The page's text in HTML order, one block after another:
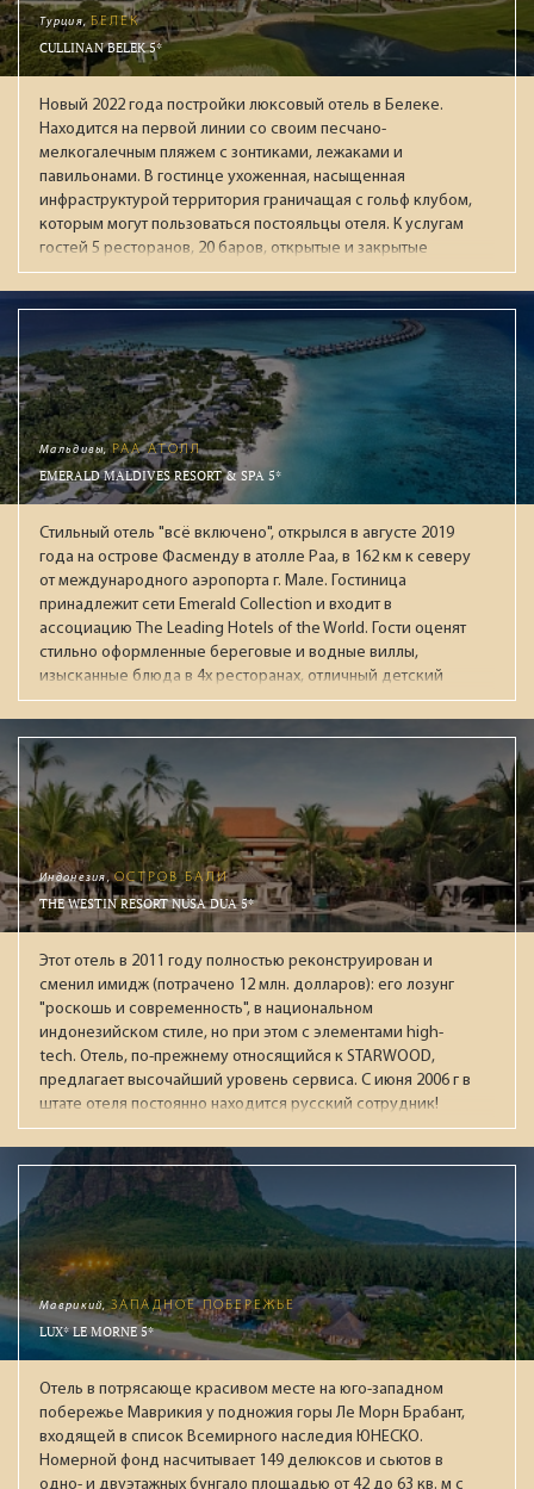
Турция,БЕЛЕК
CULLINAN BELEK 5*
Новый 2022 года постройки люксовый отель в Белеке.
Находится на первой линии со своим песчано-
мелкогалечным пляжем с зонтиками, лежаками и
павильонами. В гостинце ухоженная, насыщенная
инфраструктурой территория граничащая с гольф клубом,
которым могут пользоваться постояльцы отеля. К услугам
гостей 5 ресторанов, 20 баров, открытые и закрытые
бассейны (в т.ч. с подогревом зимой), аквапарк с 13
воднымии горками, СПА-центр, тренажёрный зал, детская
зона (Kids & Junior Club), круглосуточный зал ожидания при
раннем заезде / позднем выезде. В течении дня работает
анимационная команда, а по вечерам проходят
театрализованные представления с приглашенными
артистами. В "Ультра Всё включено" входят брендовые
напитки мировых производителей: виски, коньяки,
мартини, водка, джины, ромы и ликеры. На пляже целый
день мороженное, вафли, фрукты. За номерами
закреплены персональные помошники. Рекомендуем для
взыскательной публики.
Мальдивы,РАА АТОЛЛ
EMERALD MALDIVES RESORT & SPA 5*
Стильный отель "всё включено", открылся в августе 2019
года на острове Фасменду в атолле Раа, в 162 км к северу
от международного аэропорта г. Мале. Гостиница
принадлежит сети Emerald Collection и входит в
ассоциацию The Leading Hotels of the World. Гости оценят
стильно оформленные береговые и водные виллы,
изысканные блюда в 4х ресторанах, отличный детский
клуб с большой территорией, широкие возможности для
активного отдыха, хороший песчаный пляж и живой
красивый риф.
Индонезия,ОСТРОВ БАЛИ
THE WESTIN RESORT NUSA DUA 5*
Этот отель в 2011 году полностью реконструирован и
сменил имидж (потрачено 12 млн. долларов): его лозунг
"роскошь и современность", в национальном
индонезийском стиле, но при этом с элементами high-
tech. Отель, по-прежнему относящийся к STARWOOD,
предлагает высочайший уровень сервиса. С июня 2006 г в
штате отеля постоянно находится русский сотрудник!
Маврикий,ЗАПАДНОЕ ПОБЕРЕЖЬЕ
LUX* LE MORNE 5*
Отель в потрясающе красивом месте на юго-западном
побережье Маврикия у подножия горы Ле Морн Брабант,
входящей в список Всемирного наследия ЮНЕСКО.
Номерной фонд насчитывает 149 делюксов и сьютов в
одно- и двуэтажных бунгало площадью от 42 до 63 кв. м с